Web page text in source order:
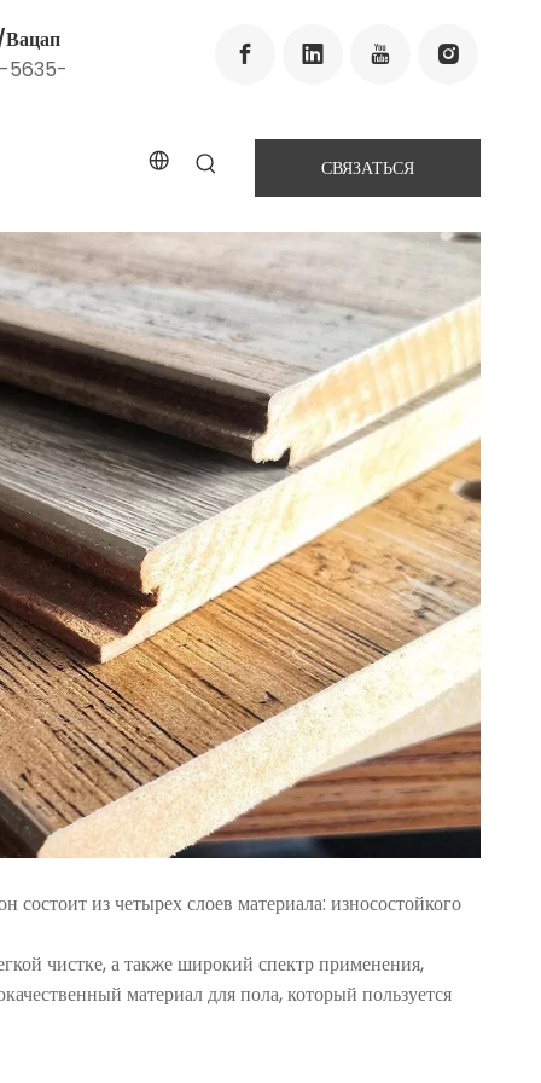
5635-
СВЯЗАТЬСЯ
из четырех слоев материала: износостойкого
чистке, а также широкий спектр применения,
материал для пола, который пользуется